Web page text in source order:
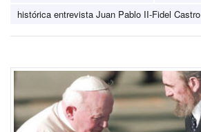
histórica entrevista Juan Pablo II-Fidel Castro